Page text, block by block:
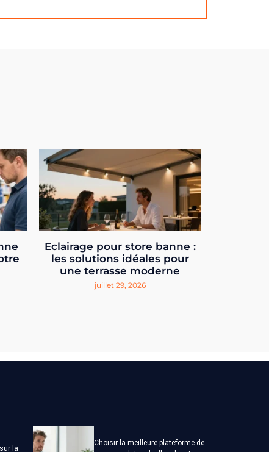
Eclairage pour store banne :
les solutions idéales pour
une terrasse moderne
juillet 29, 2026
la
Choisir la meilleure plateforme de